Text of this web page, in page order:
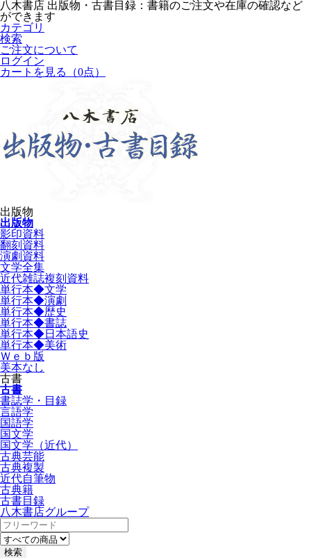
八木書店 出版物・古書目録：書籍のご注文や在庫の確認など
ができます
カテゴリ
検索
ご注文について
ログイン
カートを見る
（0点）
出版物
出版物
影印資料
翻刻資料
演劇資料
文学全集
近代雑誌複刻資料
単行本◆文学
単行本◆演劇
単行本◆歴史
単行本◆書誌
単行本◆日本語史
単行本◆美術
Ｗｅｂ版
美本なし
古書
古書
書誌学・目録
言語学
国語学
国文学
国文学（近代）
古典芸能
古典複製
近代自筆物
古典籍
古書目録
八木書店グループ